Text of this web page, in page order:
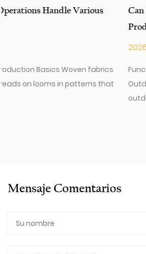
Can Antimicrobial Outdoor
Functional Textiles Draw Industry
Outdoor Fabric is receiving
Mensaje Comentarios